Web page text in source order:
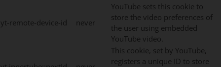
yt-remote-device-id never
YouTube sets this cookie to
store the video preferences of
the user using embedded
YouTube video.
This cookie, set by YouTube,
registers a unique ID to store